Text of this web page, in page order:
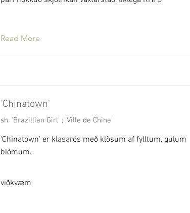
Read More
'Chinatown'
sh. 'Brazillian Girl' ; 'Ville de Chine'
'Chinatown' er klasarós með klösum af fylltum, gulum
blómum.
viðkvæm